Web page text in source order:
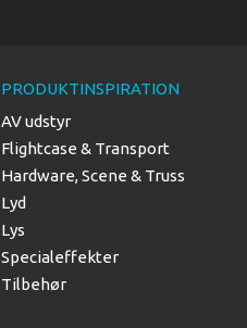
PRODUKTINSPIRATION
AV udstyr
Flightcase & Transport
Hardware, Scene & Truss
Lyd
Lys
Specialeffekter
Tilbehør